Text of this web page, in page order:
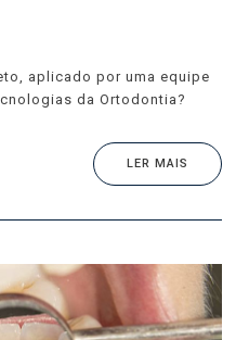
aplicado por uma equipe
da Ortodontia?
LER MAIS